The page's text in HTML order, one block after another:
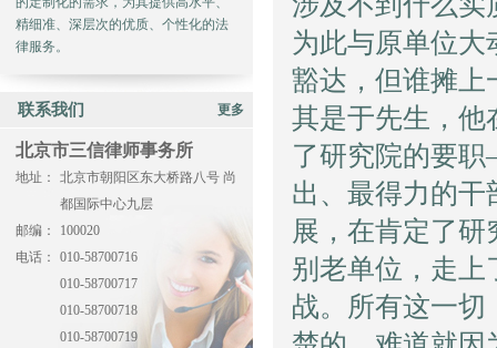
精细准、深层次的优质、个性化的法
律服务。
联系我们 更多
北京市三信律师事务所
地址：
北京市朝阳区东大桥路八号 尚
都国际中心九层
邮编：
100020
电话：
010-58700716
010-58700717
010-58700718
010-58700719
为此与原单位
豁达，但谁摊上
其是于先生，他
了研究院的要
出、最得力的干
展，在肯定了
别老单位，走上
战。所有这一切